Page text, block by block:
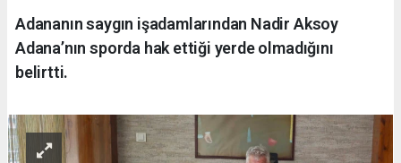
Adananın saygın işadamlarından Nadir Aksoy
Adana’nın sporda hak ettiği yerde olmadığını
belirtti.